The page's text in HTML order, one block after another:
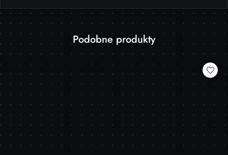
Pomiń karuzelę produktów
Produkty
statusie:
Podobne produkty